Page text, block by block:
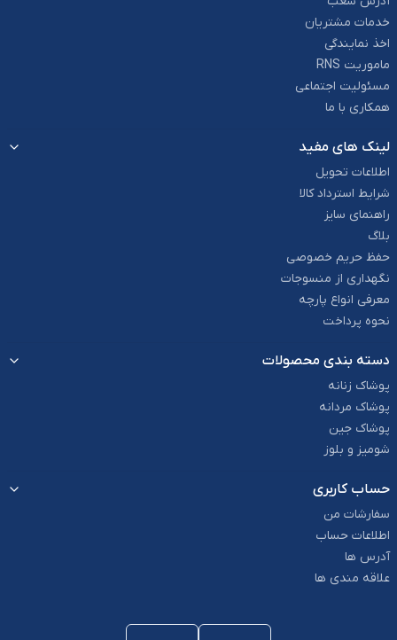
خدمات مشتریان
اخذ نمایندگی
ماموریت RNS
مسئولیت اجتماعی
همکاری با ما
لینک های مفید
اطلاعات تحویل
شرایط استرداد کالا
راهنمای سایز
بلاگ
حفظ حریم خصوصی
نگهداری از منسوجات
معرفی انواع پارچه
نحوه پرداخت
دسته بندی محصولات
پوشاک زنانه
پوشاک مردانه
پوشاک جین
شومیز و بلوز
حساب کاربری
سفارشات من
اطلاعات حساب
آدرس ها
علاقه مندی ها